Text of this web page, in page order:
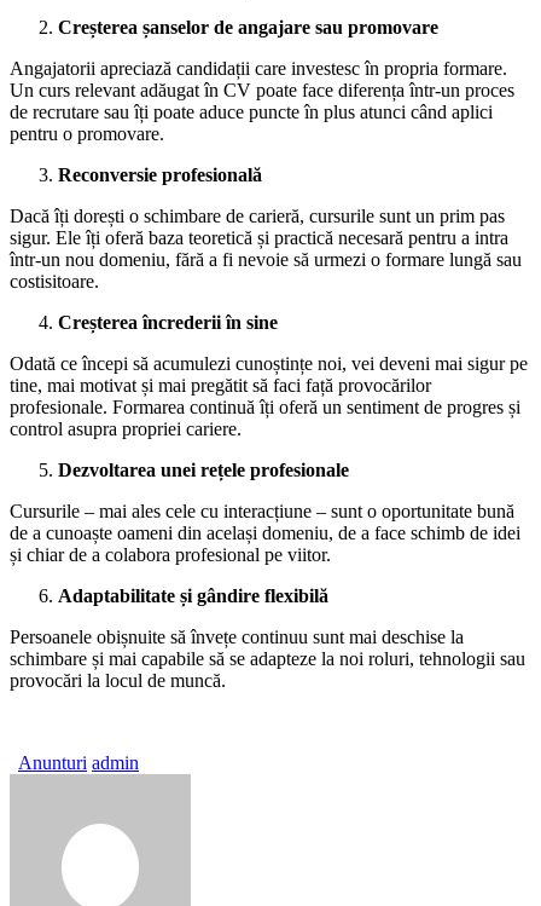
Creșterea șanselor de angajare sau promovare
Angajatorii apreciază candidații care investesc în propria formare.
Un curs relevant adăugat în CV poate face diferența într-un proces
de recrutare sau îți poate aduce puncte în plus atunci când aplici
pentru o promovare.
Reconversie profesională
Dacă îți dorești o schimbare de carieră, cursurile sunt un prim pas
sigur. Ele îți oferă baza teoretică și practică necesară pentru a intra
într-un nou domeniu, fără a fi nevoie să urmezi o formare lungă sau
costisitoare.
Creșterea încrederii în sine
Odată ce începi să acumulezi cunoștințe noi, vei deveni mai sigur pe
tine, mai motivat și mai pregătit să faci față provocărilor
profesionale. Formarea continuă îți oferă un sentiment de progres și
control asupra propriei cariere.
Dezvoltarea unei rețele profesionale
Cursurile – mai ales cele cu interacțiune – sunt o oportunitate bună
de a cunoaște oameni din același domeniu, de a face schimb de idei
și chiar de a colabora profesional pe viitor.
Adaptabilitate și gândire flexibilă
Persoanele obișnuite să învețe continuu sunt mai deschise la
schimbare și mai capabile să se adapteze la noi roluri, tehnologii sau
provocări la locul de muncă.
Anunturi admin